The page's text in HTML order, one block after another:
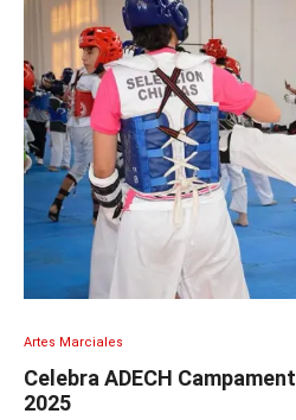
Artes Marciales
Celebra ADECH
2025